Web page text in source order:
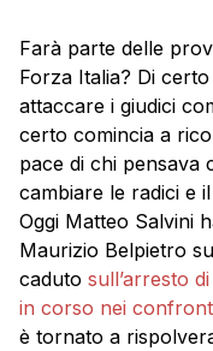
Farà parte delle
Forza Italia? Di
attaccare i giudici
certo comincia a
pace di chi pensava
cambiare le radici e
Oggi Matteo Salvini
Maurizio Belpietro
caduto sull’arresto
in corso nei
è tornato a